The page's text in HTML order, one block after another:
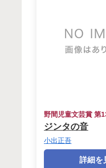
野間児童文芸賞 第
ジンタの音
小出正吾
詳細を